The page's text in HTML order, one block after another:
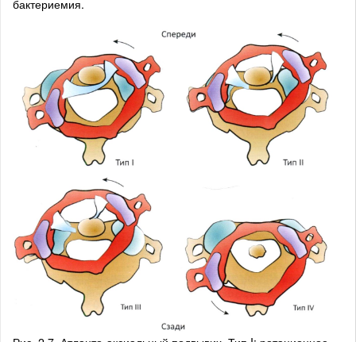
бактериемия.